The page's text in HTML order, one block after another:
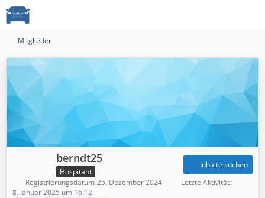
Mitglieder
berndt25
Hospitant
Inhalte suchen
Registrierungsdatum 25. Dezember 2024
Letzte Aktivität
8. Januar 2025 um 16:12